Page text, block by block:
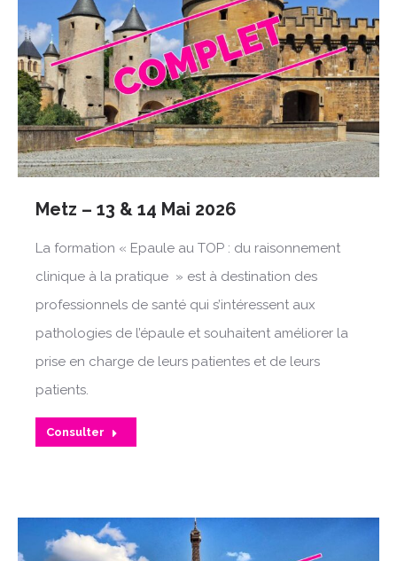
Metz – 13 & 14 Mai 2026
La formation « Epaule au TOP : du raisonnement
clinique à la pratique » est à destination des
professionnels de santé qui s’intéressent aux
pathologies de l’épaule et souhaitent améliorer la
prise en charge de leurs patientes et de leurs
patients.
Consulter